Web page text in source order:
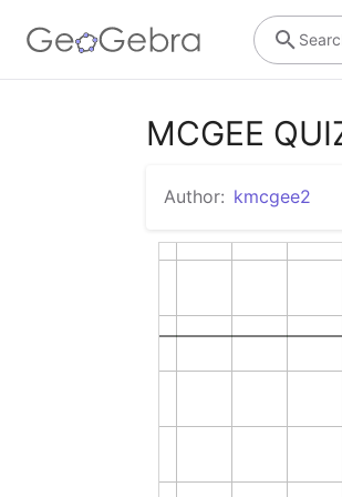
MCGEE
Author: kmcgee2